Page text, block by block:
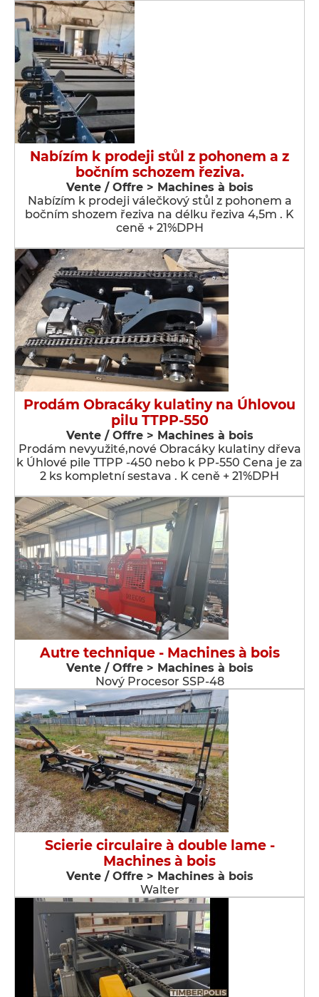
Nabízím k prodeji stůl z pohonem a z
bočním schozem řeziva.
Vente / Offre > Machines à bois
Nabízím k prodeji válečkový stůl z pohonem a
bočním shozem řeziva na délku řeziva 4,5m . K
ceně + 21%DPH
Prodám Obracáky kulatiny na Úhlovou
pilu TTPP-550
Vente / Offre > Machines à bois
Prodám nevyužité,nové Obracáky kulatiny dřeva
k Úhlové pile TTPP -450 nebo k PP-550 Cena je za
2 ks kompletní sestava . K ceně + 21%DPH
Autre technique - Machines à bois
Vente / Offre > Machines à bois
Nový Procesor SSP-48
Scierie circulaire à double lame -
Machines à bois
Vente / Offre > Machines à bois
Walter